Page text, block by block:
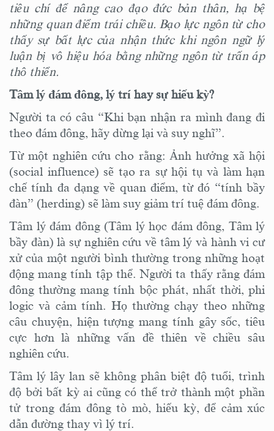
tiêu chí để nâng cao đạo đức bản thân, hạ bệ
những quan điểm trái chiều. Bạo lực ngôn từ cho
thấy sự bất lực của nhận thức khi ngôn ngữ lý
luận bị vô hiệu hóa bằng những ngôn từ trấn áp
thô thiển.
Tâm lý đám đông, lý trí hay sự hiếu kỳ?
Người ta có câu “Khi bạn nhận ra mình đang đi
theo đám đông, hãy dừng lại và suy nghĩ”.
Từ mộtnghiên cứucho rằng: Ảnh hưởng xã hội
(social influence) sẽ tạo ra sự hội tụ và làm hạn
chế tính đa dạng về quan điểm, từ đó “tính bầy
đàn” (herding) sẽ làm suy giảm trí tuệ đám đông.
Tâm lý đám đông (Tâm lý học đám đông, Tâm lý
bầy đàn) là sự nghiên cứu về tâm lý và hành vi cư
xử của một người bình thường trong những hoạt
động mang tính tập thể. Người ta thấy rằng đám
đông thường mang tính bộc phát, nhất thời, phi
logic và cảm tính. Họ thường chạy theo những
câu chuyện, hiện tượng mang tính gây sốc, tiêu
cực hơn là những vấn đề thiên về chiều sâu
nghiên cứu.
Tâm lý lây lan sẽ không phân biệt độ tuổi, trình
độ bởi bất kỳ ai cũng có thể trở thành một phần
tử trong đám đông tò mò, hiếu kỳ, để cảm xúc
dẫn đường thay vì lý trí.